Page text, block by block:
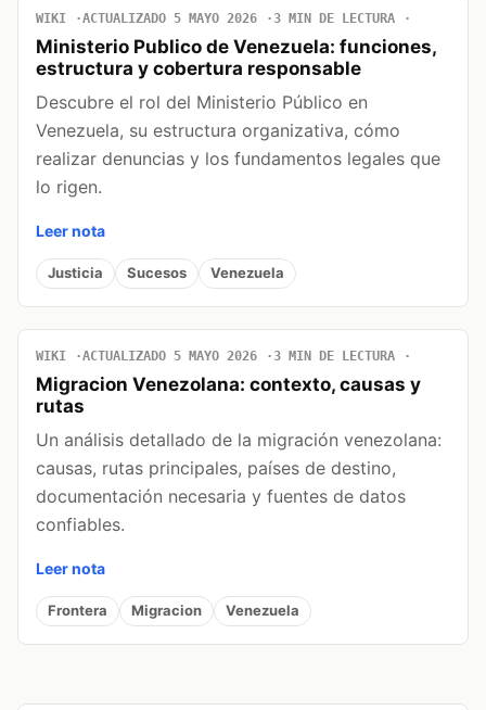
WIKI ACTUALIZADO 5 MAYO 2026 3 MIN DE LECTURA
Ministerio Publico de Venezuela: funciones,
estructura y cobertura responsable
Descubre el rol del Ministerio Público en
Venezuela, su estructura organizativa, cómo
realizar denuncias y los fundamentos legales que
lo rigen.
Leer nota
Justicia Sucesos Venezuela
WIKI ACTUALIZADO 5 MAYO 2026 3 MIN DE LECTURA
Migracion Venezolana: contexto, causas y
rutas
Un análisis detallado de la migración venezolana:
causas, rutas principales, países de destino,
documentación necesaria y fuentes de datos
confiables.
Leer nota
Frontera Migracion Venezuela